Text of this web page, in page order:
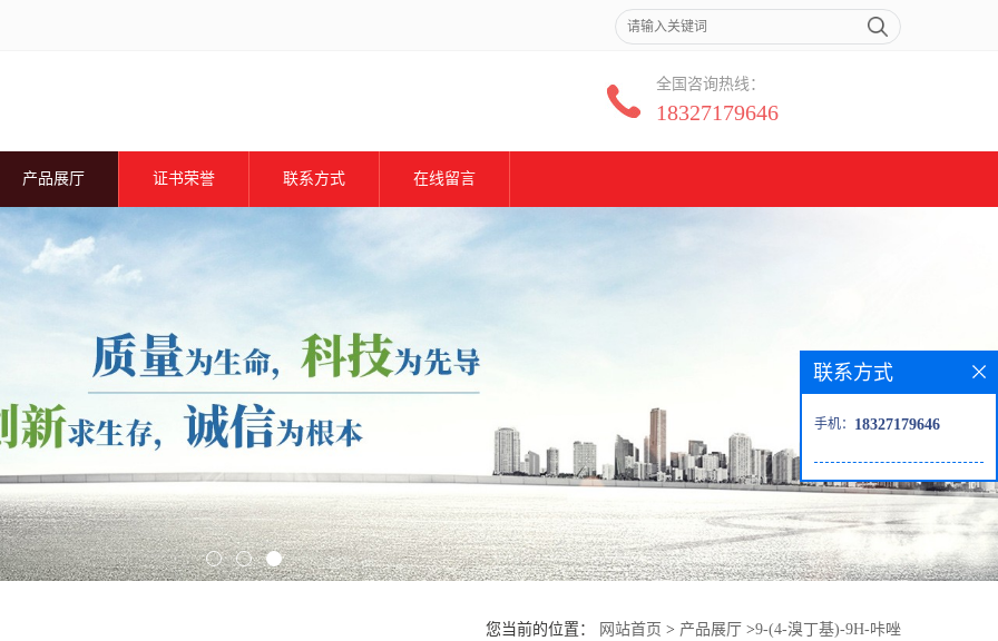
全国咨询热线：
18327179646
产品展厅 证书荣誉 联系方式 在线留言
您当前的位置： 网站首页 > 产品展厅 >9-(4-溴丁基)-9H-咔唑
联系方式
手机： 18327179646